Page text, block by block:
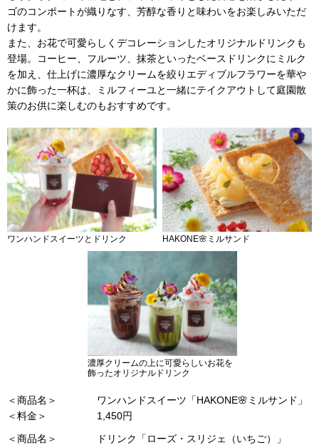
ゴのコンポートが織りなす、芳醇な香りと味わいをお楽しみいただ
けます。
また、お花で可愛らしくデコレーションしたオリジナルドリンクも
登場。コーヒー、フルーツ、抹茶といったベースドリンクにミルク
を加え、仕上げに濃厚なクリームを絞りエディブルフラワーを華や
かに飾った一杯は、ミルフィーユと一緒にテイクアウトして庭園散
策のお供に楽しむのもおすすめです。
ワンハンドスイーツとドリンク HAKONE🌸ミルサンド
濃厚クリームの上に可愛らしいお花を
飾ったオリジナルドリンク
＜商品名＞
ワンハンドスイーツ「HAKONE🌸ミルサンド」
＜料金＞
1,450円
＜商品名＞
ドリンク「ローズ・スリジェ（いちご）」